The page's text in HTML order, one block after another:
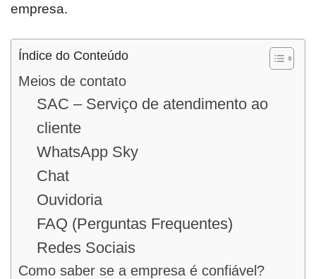
empresa.
Índice do Conteúdo
Meios de contato
SAC – Serviço de atendimento ao
cliente
WhatsApp Sky
Chat
Ouvidoria
FAQ (Perguntas Frequentes)
Redes Sociais
Como saber se a empresa é confiável?